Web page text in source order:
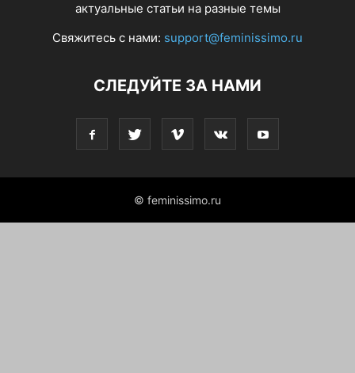
актуальные статьи на разные темы
Свяжитесь с нами: support@feminissimo.ru
СЛЕДУЙТЕ ЗА НАМИ
© feminissimo.ru